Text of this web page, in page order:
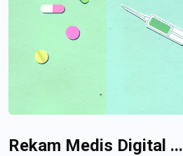
Rekam Medis Digital ...